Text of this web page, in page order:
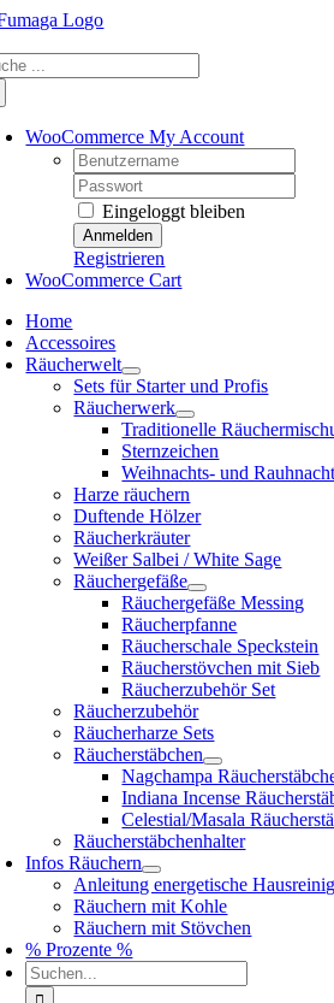
Skip
content
WooCommerce My Account
Username:
Password:
Eingeloggt bleiben
Registrieren
WooCommerce Cart
Home
Accessoires
Räucherwelt
Sets für Starter und Profis
Räucherwerk
Traditionelle
Sternzeichen
Weihnachts- und
Harze räuchern
Duftende Hölzer
Räucherkräuter
Weißer Salbei / White Sage
Räuchergefäße
Räuchergefäße Messing
Räucherpfanne
Räucherschale Speckstein
Räucherstövchen mit Sieb
Räucherzubehör Set
Räucherzubehör
Räucherharze Sets
Räucherstäbchen
Nagchampa
Indiana Incense
Celestial/Masala
Räucherstäbchenhalter
Infos Räuchern
Anleitung energetische
Räuchern mit Kohle
Räuchern mit Stövchen
% Prozente %
Suche
nach: